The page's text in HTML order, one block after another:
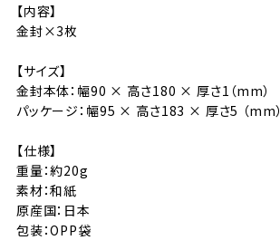
【内容】
金封×3枚
【サイズ】
金封本体：幅90 × 高さ180 × 厚さ1（mm）
パッケージ：幅95 × 高さ183 × 厚さ5 （mm）
【仕様】
重量：約20g
素材：和紙
原産国：日本
包装：OPP袋